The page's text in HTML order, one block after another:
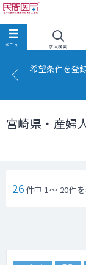
求人検索
希望条件を登
宮崎県・産婦
26 件中 1～ 20件